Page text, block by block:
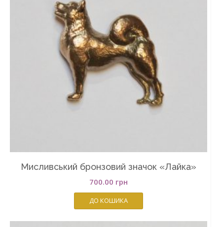
Мисливський бронзовий значок «Лайка»
700.00 грн
ДО КОШИКА